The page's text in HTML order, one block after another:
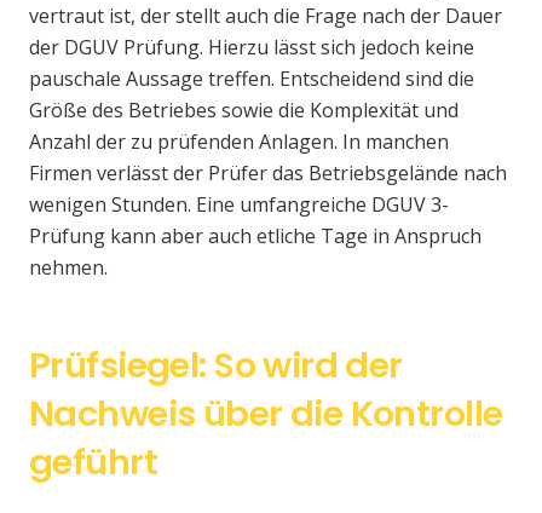
vertraut ist, der stellt auch die Frage nach der Dauer
der DGUV Prüfung. Hierzu lässt sich jedoch keine
pauschale Aussage treffen. Entscheidend sind die
Größe des Betriebes sowie die Komplexität und
Anzahl der zu prüfenden Anlagen. In manchen
Firmen verlässt der Prüfer das Betriebsgelände nach
wenigen Stunden. Eine umfangreiche DGUV 3-
Prüfung kann aber auch etliche Tage in Anspruch
nehmen.
Prüfsiegel: So wird der
Nachweis über die Kontrolle
geführt